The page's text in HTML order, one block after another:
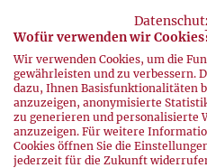
zurück
Wofür verwenden wir
Wir verwenden Cookies, um die
gewährleisten und zu verbessern.
dazu, Ihnen Basisfunktionalitäten
anzuzeigen, anonymisierte
zu generieren und personalisierte
anzuzeigen. Für weitere
Cookies öffnen Sie die
jederzeit für die Zukunft